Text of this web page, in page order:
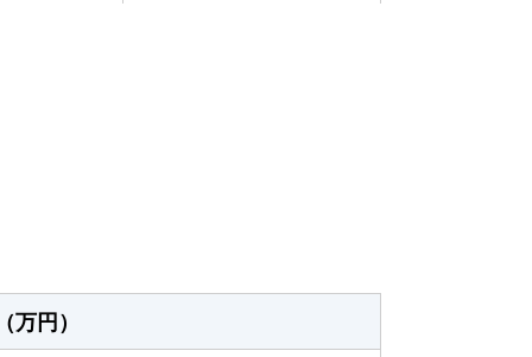
ＤＫ
ＬＤＫ
2023年1～3月
万円）